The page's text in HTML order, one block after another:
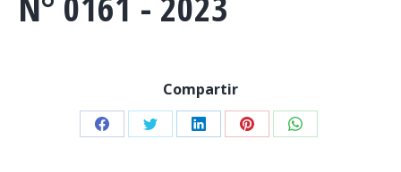
Compartir
Share Share Share Share Share